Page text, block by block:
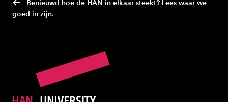
Benieuwd hoe de HAN in elkaar steekt? Lees waar we
goed in zijn.